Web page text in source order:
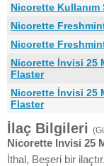
Nicorette Kullanım
Nicorette
Nicorette
Nicorette İnvisi 25
Flaster
Nicorette İnvisi 25
Flaster
İlaç Bilgileri
Nicorette Invisi 25
İthal, Beşeri bir ilaçtır.